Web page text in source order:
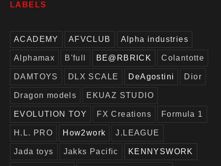
LABELS
ACADEMY AFVCLUB Alpha industries
Alphamax B'full BE@RBRICK Colantotte
DAMTOYS DLX SCALE DeAgostini Dior
Dragon models EKUAZ STUDIO
EVOLUTION TOY FX Creations Formula 1
H.L. PRO How2work J.LEAGUE
Jada toys Jakks Pacific KENNYSWORK